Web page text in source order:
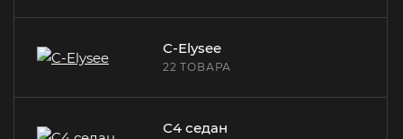
C-Elysee
22 ТОВАРА
C4 седан